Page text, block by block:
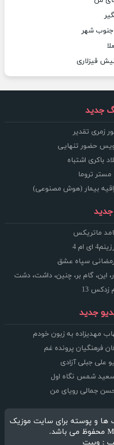
جنوب شهر
قیزلاری
جدید
زمری تقدیر
ویس حضور تنهایی
باکری اشتباه
مستر تروما
بیمار (هوش مصنوعی)
جدید
ماتریکس
ای ام 4
رمضانی سپاه عشق
این، گام بر، چنین، داشت، دشت
زدکس 13
جدید
مهدیزاده به زبون خودم
فرهنگیان پرونده غم
علی جبلی آزادی
سعید شمس نگاه اول
جمالی رویای من
ها و پوسته برای سایت موزیک
: وبیت